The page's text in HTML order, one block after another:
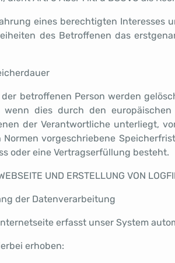
eines berechtigten Interesses
des Betroffenen das
der betroffenen Person werden
dies durch den
der Verantwortliche unterliegt,
vorgeschriebene
oder eine Vertragserfüllung besteht.
UND ERSTELLUNG VON
der Datenverarbeitung
erfasst unser System
erhoben: